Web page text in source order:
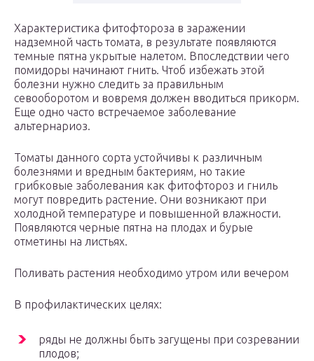
Характеристика фитофтороза в заражении
надземной часть томата, в результате появляются
темные пятна укрытые налетом. Впоследствии чего
помидоры начинают гнить. Чтоб избежать этой
болезни нужно следить за правильным
севооборотом и вовремя должен вводиться прикорм.
Еще одно часто встречаемое заболевание
альтернариоз.
Томаты данного сорта устойчивы к различным
болезнями и вредным бактериям, но такие
грибковые заболевания как фитофтороз и гниль
могут повредить растение. Они возникают при
холодной температуре и повышенной влажности.
Появляются черные пятна на плодах и бурые
отметины на листьях.
Поливать растения необходимо утром или вечером
В профилактических целях:
ряды не должны быть загущены при созревании
плодов;